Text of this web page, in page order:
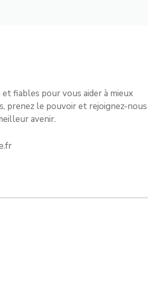
fiables pour vous aider à mieux
prenez le pouvoir et rejoignez-nous
avenir.